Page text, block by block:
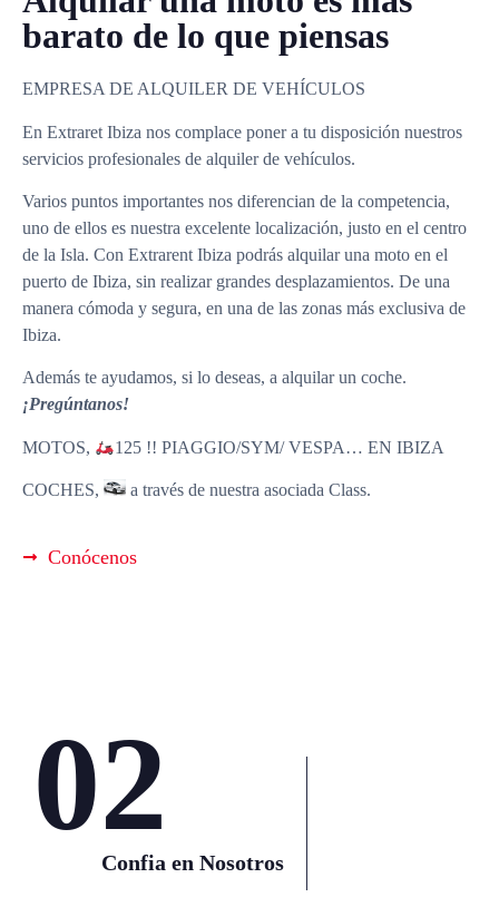
barato de lo que piensas
EMPRESA DE ALQUILER DE VEHÍCULOS
En Extraret Ibiza nos complace poner a tu disposición nuestros
servicios profesionales de alquiler de vehículos.
Varios puntos importantes nos diferencian de la competencia,
uno de ellos es nuestra excelente localización, justo en el centro
de la Isla. Con Extrarent Ibiza podrás alquilar una moto en el
puerto de Ibiza, sin realizar grandes desplazamientos. De una
manera cómoda y segura, en una de las zonas más exclusiva de
Ibiza.
Además te ayudamos, si lo deseas, a alquilar un coche.
¡Pregúntanos!
MOTOS, 125 !! PIAGGIO/SYM/ VESPA… EN IBIZA
COCHES, a través de nuestra asociada Class.
Conócenos
02
Confia en Nosotros